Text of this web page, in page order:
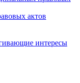
актов
интересы